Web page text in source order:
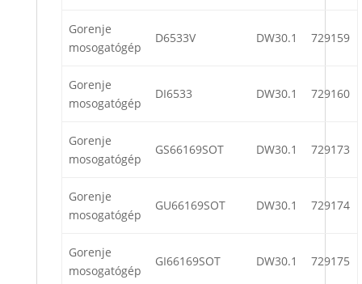
Gorenje
mosogatógép
D6533V DW30.1 729159
Gorenje
mosogatógép
DI6533 DW30.1 729160
Gorenje
mosogatógép
GS66169SOT DW30.1 729173
Gorenje
mosogatógép
GU66169SOT DW30.1 729174
Gorenje
mosogatógép
GI66169SOT DW30.1 729175